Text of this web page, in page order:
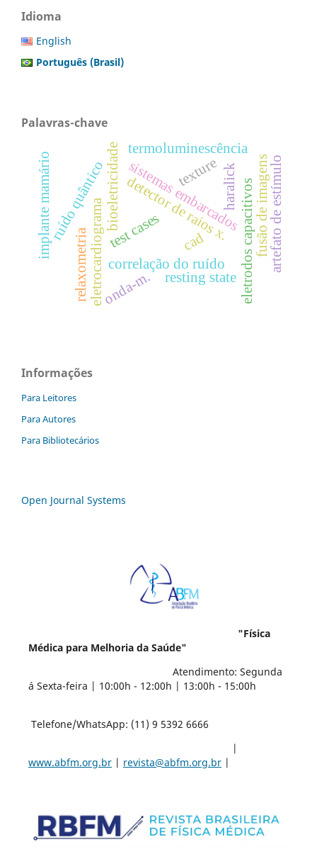
Idioma
English
Português (Brasil)
Palavras-chave
detector de raios x.
bioeletricidadesistemas embarcados
eletrocardiograma eletrodos capacitivos
ruído quântico
correlação do ruído
implante mamário fusão de imagens
test cases
onda-m.
artefato de estímulo
cad
haralick
texture
termoluminescência
resting state
relaxometria
Informações
Para Leitores
Para Autores
Para Bibliotecários
Open Journal Systems
"Física
Médica para Melhoria da Saúde"
Atendimento: Segunda
á Sexta-feira | 10:00h - 12:00h | 13:00h - 15:00h
Telefone/WhatsApp: (11) 9 5392 6666
|
www.abfm.org.br| revista@abfm.org.br|